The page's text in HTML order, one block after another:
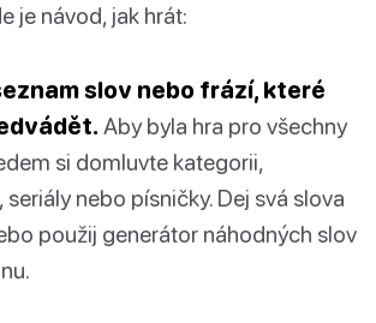
je návod, jak hrát:
slov nebo frází, které
Aby byla hra pro všechny
si domluvte kategorii,
nebo písničky. Dej svá slova
použij generátor náhodných slov